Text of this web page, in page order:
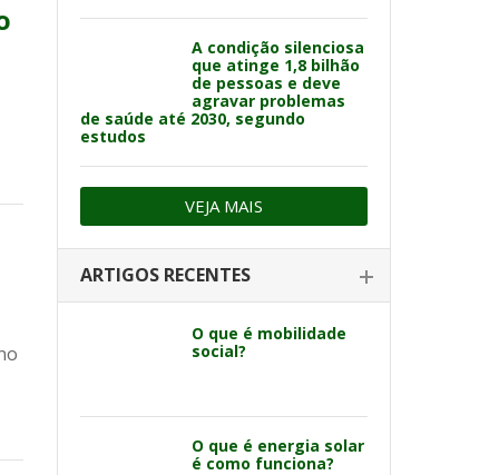
A condição silenciosa
que atinge 1,8 bilhão
de pessoas e deve
agravar problemas
de saúde até 2030, segundo
estudos
VEJA MAIS
ARTIGOS RECENTES
O que é mobilidade
social?
O que é energia solar
é como funciona?